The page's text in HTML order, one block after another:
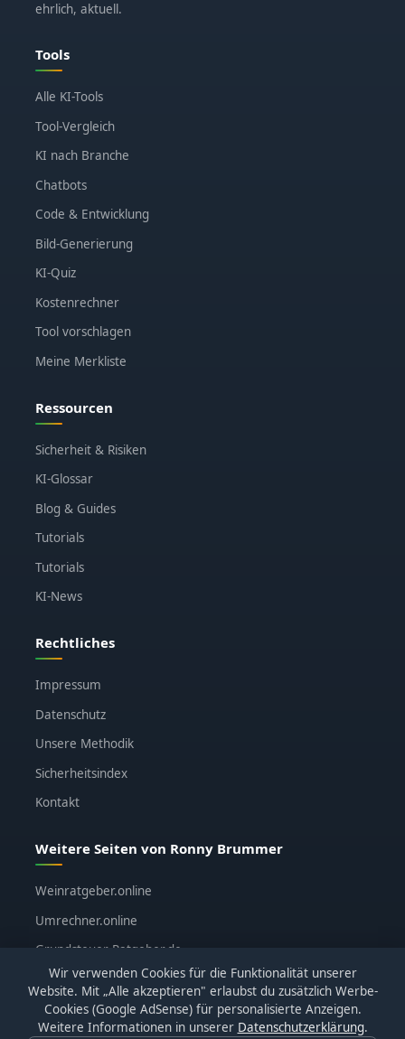
ehrlich, aktuell.
Tools
Alle KI-Tools
Tool-Vergleich
KI nach Branche
Chatbots
Code & Entwicklung
Bild-Generierung
KI-Quiz
Kostenrechner
Tool vorschlagen
Meine Merkliste
Ressourcen
Sicherheit & Risiken
KI-Glossar
Blog & Guides
Tutorials
Tutorials
KI-News
Rechtliches
Impressum
Datenschutz
Unsere Methodik
Sicherheitsindex
Kontakt
Weitere Seiten von Ronny Brummer
Weinratgeber.online
Umrechner.online
Grundsteuer-Ratgeber.de
ronnybrummer.de
Wir verwenden Cookies für die Funktionalität unserer
Website. Mit „Alle akzeptieren" erlaubst du zusätzlich Werbe-
Cookies (Google AdSense) für personalisierte Anzeigen.
Weitere Informationen in unserer Datenschutzerklärung.